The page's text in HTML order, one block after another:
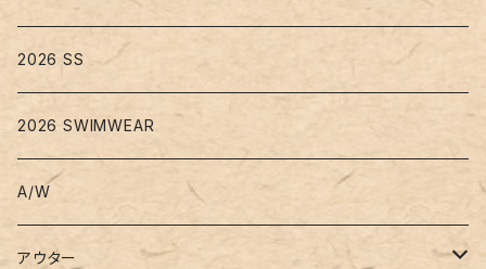
2026 SS
2026 SWIMWEAR
A/W
アウター